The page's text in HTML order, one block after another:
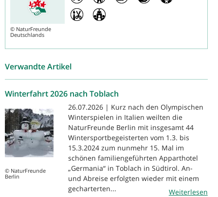
© NaturFreunde
Deutschlands
Verwandte Artikel
Winterfahrt 2026 nach Toblach
© NaturFreunde
Berlin
26.07.2026 | Kurz nach den Olympischen
Winterspielen in Italien weilten die
NaturFreunde Berlin mit insgesamt 44
Wintersportbegeisterten vom 1.3. bis
15.3.2024 zum nunmehr 15. Mal im
schönen familiengeführten Apparthotel
„Germania“ in Toblach in Südtirol. An-
und Abreise erfolgten wieder mit einem
gecharterten...
Weiterlesen